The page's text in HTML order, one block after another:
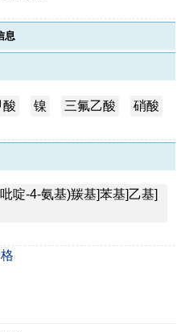
息
酸 镍 三氟乙酸 硝酸
啶-4-氨基)羰基]苯基]乙基]